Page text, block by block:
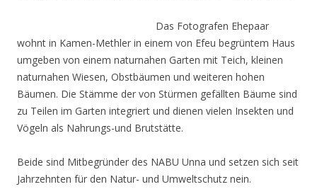
Das Fotografen Ehepaar
wohnt in Kamen-Methler in einem von Efeu begrüntem Haus
umgeben von einem naturnahen Garten mit Teich, kleinen
naturnahen Wiesen, Obstbäumen und weiteren hohen
Bäumen. Die Stämme der von Stürmen gefällten Bäume sind
zu Teilen im Garten integriert und dienen vielen Insekten und
Vögeln als Nahrungs-und Brutstätte.
Beide sind Mitbegründer des NABU Unna und setzen sich seit
Jahrzehnten für den Natur- und Umweltschutz nein.